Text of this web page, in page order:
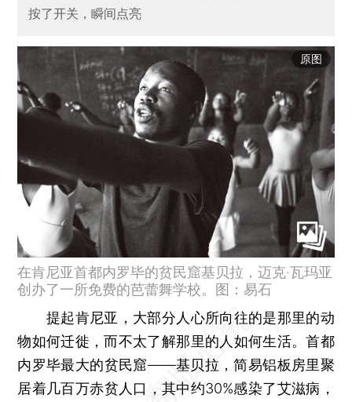
按了开关，瞬间点亮
原图
在肯尼亚首都内罗毕的贫民窟基贝拉，迈克·瓦玛亚
创办了一所免费的芭蕾舞学校。图：易石
提起肯尼亚，大部分人心所向往的是那里的动
物如何迁徙，而不太了解那里的人如何生活。首都
内罗毕最大的贫民窟——基贝拉，简易铝板房里聚
居着几百万赤贫人口，其中约30%感染了艾滋病，